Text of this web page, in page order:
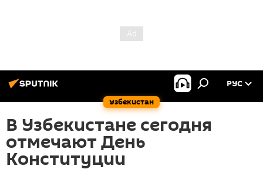
Узбекистан
РУС
В Узбекистане сегодня
отмечают День
Конституции